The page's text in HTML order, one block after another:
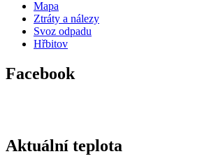
Mapa
Ztráty a nálezy
Svoz odpadu
Hřbitov
Facebook
Aktuální teplota